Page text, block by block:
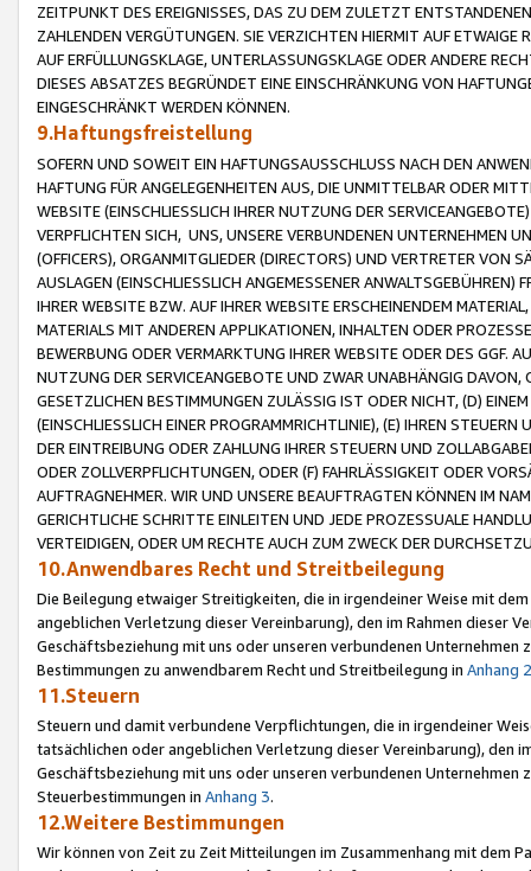
ZEITPUNKT DES EREIGNISSES, DAS ZU DEM ZULETZT
ZAHLENDEN VERGÜTUNGEN. SIE VERZICHTEN HIERMIT AUF
AUF ERFÜLLUNGSKLAGE, UNTERLASSUNGSKLAGE ODER ANDERE
DIESES ABSATZES BEGRÜNDET EINE EINSCHRÄNKUNG VON
EINGESCHRÄNKT WERDEN KÖNNEN.
9.Haftungsfreistellung
SOFERN UND SOWEIT EIN HAFTUNGSAUSSCHLUSS NACH DEN
HAFTUNG FÜR ANGELEGENHEITEN AUS, DIE UNMITTELBAR ODER
WEBSITE (EINSCHLIESSLICH IHRER NUTZUNG DER
VERPFLICHTEN SICH, UNS, UNSERE VERBUNDENEN UNTERNEHMEN
(OFFICERS), ORGANMITGLIEDER (DIRECTORS) UND VERTRETER VON
AUSLAGEN (EINSCHLIESSLICH ANGEMESSENER
IHRER WEBSITE BZW. AUF IHRER WEBSITE ERSCHEINENDEM
MATERIALS MIT ANDEREN APPLIKATIONEN, INHALTEN ODER
BEWERBUNG ODER VERMARKTUNG IHRER WEBSITE ODER DES GGF.
NUTZUNG DER SERVICEANGEBOTE UND ZWAR UNABHÄNGIG
GESETZLICHEN BESTIMMUNGEN ZULÄSSIG IST ODER NICHT, (D)
(EINSCHLIESSLICH EINER PROGRAMMRICHTLINIE), (E) IHREN
DER EINTREIBUNG ODER ZAHLUNG IHRER STEUERN UND
ODER ZOLLVERPFLICHTUNGEN, ODER (F) FAHRLÄSSIGKEIT ODER
AUFTRAGNEHMER. WIR UND UNSERE BEAUFTRAGTEN KÖNNEN IM
GERICHTLICHE SCHRITTE EINLEITEN UND JEDE PROZESSUALE
VERTEIDIGEN, ODER UM RECHTE AUCH ZUM ZWECK DER
10.Anwendbares Recht und Streitbeilegung
Die Beilegung etwaiger Streitigkeiten, die in irgendeiner Weise mit
angeblichen Verletzung dieser Vereinbarung), den im Rahmen dieser
Geschäftsbeziehung mit uns oder unseren verbundenen
Bestimmungen zu anwendbarem Recht und Streitbeilegung in Anhang 2
11.Steuern
Steuern und damit verbundene Verpflichtungen, die in irgendeiner
tatsächlichen oder angeblichen Verletzung dieser Vereinbarung), den
Geschäftsbeziehung mit uns oder unseren verbundenen
Steuerbestimmungen in Anhang 3.
12.Weitere Bestimmungen
Wir können von Zeit zu Zeit Mitteilungen im Zusammenhang mit dem